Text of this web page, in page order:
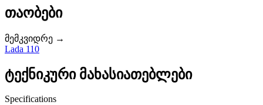
თაობები
მემკვიდრე →
Lada 110
ტექნიკური მახასიათებლები
Specifications